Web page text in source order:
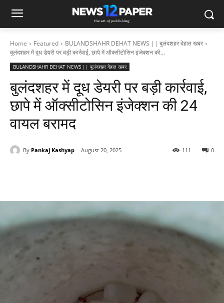
Home Featured
BULANDSHAHR DEHAT NEWS || बुलंदशहर देहात खबर
बुलंदशहर में दूध डेयरी पर बड़ी कार्रवाई, छापे में ऑक्सीटोसिन इंजेक्शन की...
BULANDSHAHR DEHAT NEWS || बुलंदशहर देहात खबर
बुलंदशहर में दूध डेयरी पर बड़ी कार्रवाई,
छापे में ऑक्सीटोसिन इंजेक्शन की 24
वायल बरामद
By Pankaj Kashyap August 20, 2025 0
111